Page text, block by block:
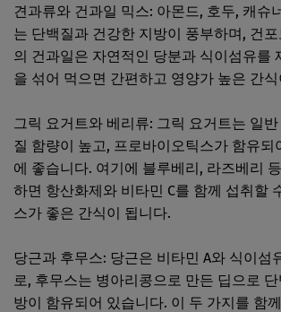
견과류와 건과일 믹스: 아몬드, 호두, 캐슈
는 단백질과 건강한 지방이 풍부하며, 건
의 건과일은 자연적인 당분과 식이섬유를
을 섞어 먹으면 간편하고 영양가 높은 간
그릭 요거트와 베리류: 그릭 요거트는 일
질 함량이 높고, 프로바이오틱스가 함유되
에 좋습니다. 여기에 블루베리, 라즈베리
하면 항산화제와 비타민 C를 함께 섭취할
스가 좋은 간식이 됩니다.
당근과 후무스: 당근은 비타민 A와 식이섬
로, 후무스는 병아리콩으로 만든 딥으로
방이 함유되어 있습니다. 이 두 가지를 함